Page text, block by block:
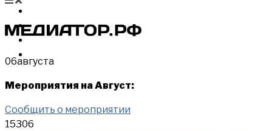
ВИДЕО
06августа
Мероприятия на Август:
Сообщить о мероприятии
15306